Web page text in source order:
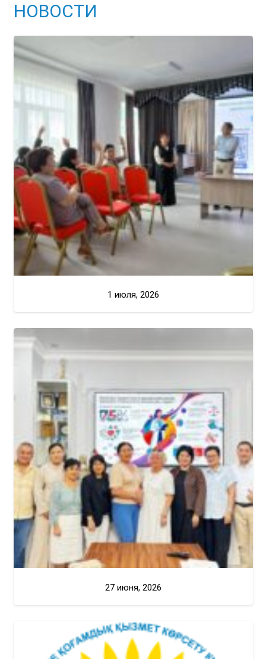
НОВОСТИ
1 июля, 2026
27 июня, 2026